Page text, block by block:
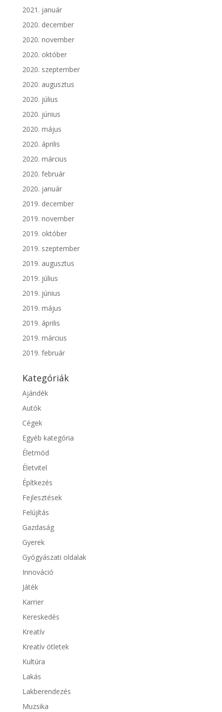
2021. január
2020. december
2020. november
2020. október
2020. szeptember
2020. augusztus
2020. július
2020. június
2020. május
2020. április
2020. március
2020. február
2020. január
2019. december
2019. november
2019. október
2019. szeptember
2019. augusztus
2019. július
2019. június
2019. május
2019. április
2019. március
2019. február
Kategóriák
Ajándék
Autók
Cégek
Egyéb kategória
Életmód
Életvitel
Építkezés
Fejlesztések
Felújítás
Gazdaság
Gyerek
Gyógyászati oldalak
Innováció
Játék
Karrier
Kereskedés
Kreatív
Kreatív ötletek
Kultúra
Lakás
Lakberendezés
Muzsika